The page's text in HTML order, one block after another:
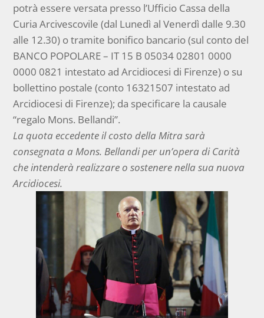
potrà essere versata presso l’Ufficio Cassa della
Curia Arcivescovile (dal Lunedì al Venerdì dalle 9.30
alle 12.30) o tramite bonifico bancario (sul conto del
BANCO POPOLARE – IT 15 B 05034 02801 0000
0000 0821 intestato ad Arcidiocesi di Firenze) o su
bollettino postale (conto 16321507 intestato ad
Arcidiocesi di Firenze); da specificare la causale
“regalo Mons. Bellandi”.
La quota eccedente il costo della Mitra sarà
consegnata a Mons. Bellandi per un’opera di Carità
che intenderà realizzare o sostenere nella sua nuova
Arcidiocesi.